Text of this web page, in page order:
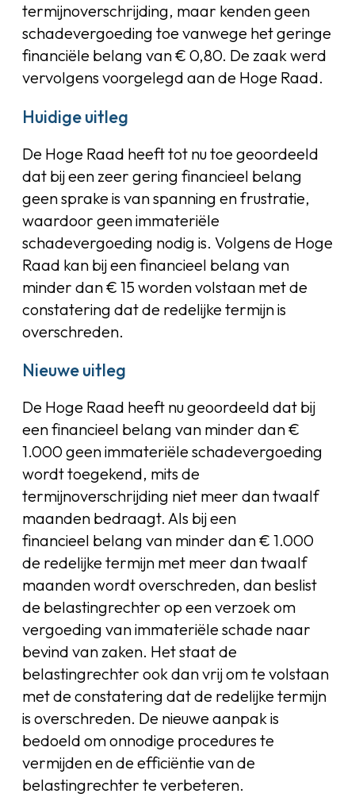
termijnoverschrijding, maar kenden geen
schadevergoeding toe vanwege het geringe
financiële belang van € 0,80. De zaak werd
vervolgens voorgelegd aan de Hoge Raad.
Huidige uitleg
De Hoge Raad heeft tot nu toe geoordeeld
dat bij een zeer gering financieel belang
geen sprake is van spanning en frustratie,
waardoor geen immateriële
schadevergoeding nodig is. Volgens de Hoge
Raad kan bij een financieel belang van
minder dan € 15 worden volstaan met de
constatering dat de redelijke termijn is
overschreden.
Nieuwe uitleg
De Hoge Raad heeft nu geoordeeld dat bij
een financieel belang van minder dan €
1.000 geen immateriële schadevergoeding
wordt toegekend, mits de
termijnoverschrijding niet meer dan twaalf
maanden bedraagt. Als bij een
financieel belang van minder dan € 1.000
de redelijke termijn met meer dan twaalf
maanden wordt overschreden, dan beslist
de belastingrechter op een verzoek om
vergoeding van immateriële schade naar
bevind van zaken. Het staat de
belastingrechter ook dan vrij om te volstaan
met de constatering dat de redelijke termijn
is overschreden. De nieuwe aanpak is
bedoeld om onnodige procedures te
vermijden en de efficiëntie van de
belastingrechter te verbeteren.